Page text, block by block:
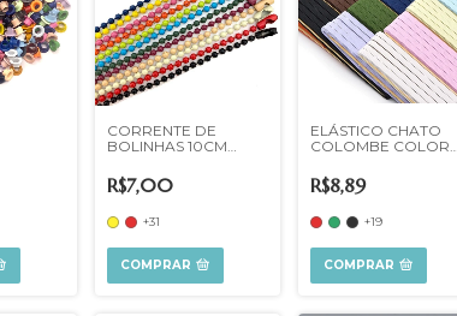
CORRENTE DE
BOLINHAS 10CM
R$7,00
+31
COMPRAR
ELÁSTICO CHATO
COLOMBE COLOR
R$8,89
+19
COMPRAR